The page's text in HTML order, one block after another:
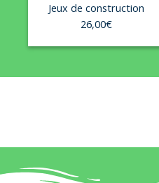
Jeux de construction
26,00€